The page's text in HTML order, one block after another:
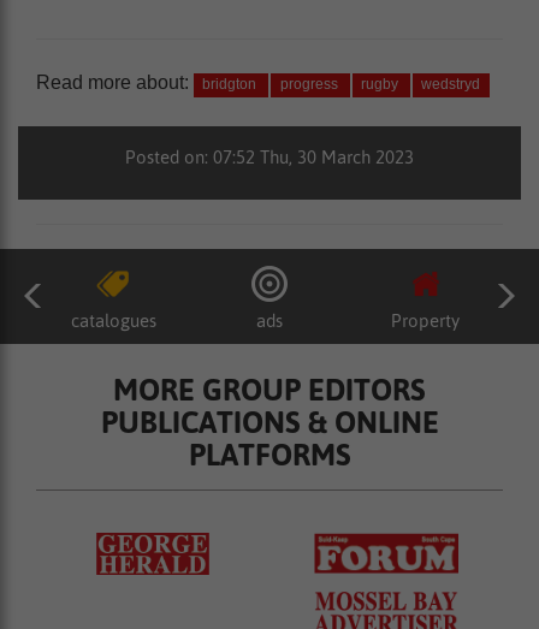
Read more about: bridgton progress rugby wedstryd
Posted on: 07:52 Thu, 30 March 2023
catalogues ads Property
MORE GROUP EDITORS
PUBLICATIONS & ONLINE
PLATFORMS